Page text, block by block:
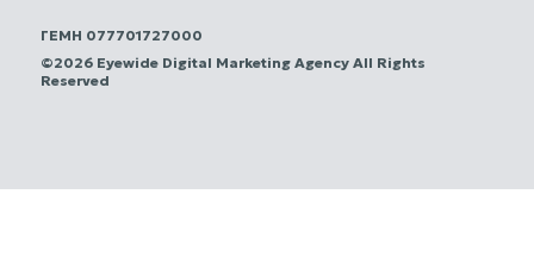
ΓΕΜΗ 077701727000
©2026 Eyewide Digital Marketing Agency All Rights
Reserved